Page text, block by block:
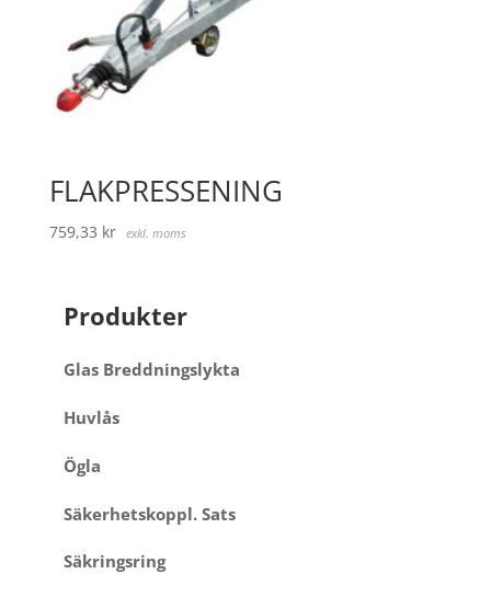
FLAKPRESSENING
759,33 kr exkl. moms
Produkter
Glas Breddningslykta
Huvlås
Ögla
Säkerhetskoppl. Sats
Säkringsring